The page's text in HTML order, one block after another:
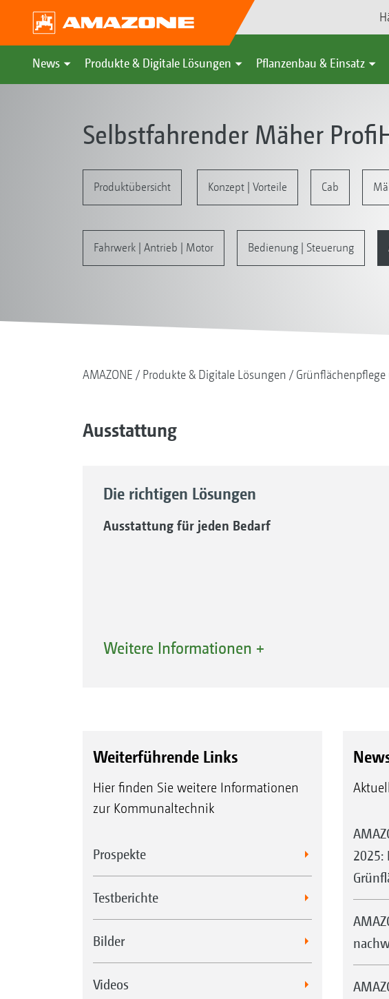
News Produkte & Digitale Lösungen Pflanzenbau & Einsatz
Selbstfahrender Mäher
Produktübersicht Konzept | Vorteile Cab
Fahrwerk | Antrieb | Motor Bedienung | Steuerung
AMAZONE Produkte & Digitale Lösungen
Ausstattung
Die richtigen Lösungen
Ausstattung für jeden Bedarf
Weitere Informationen +
Weiterführende Links
Hier finden Sie weitere Informationen
zur Kommunaltechnik
Prospekte
Testberichte
Bilder
Videos
2025: